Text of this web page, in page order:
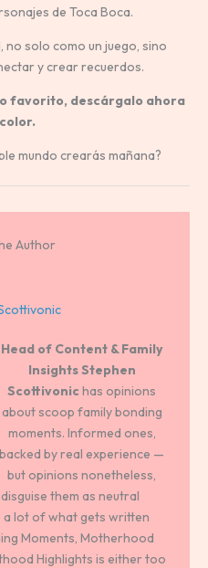
de Toca Boca.
no solo como un juego, sino
y crear recuerdos.
favorito, descárgalo ahora
mundo crearás mañana?
Author
Head of Content & Family
InsightsStephen
Scottivonic has opinions
about scoop family bonding
moments. Informed ones,
backed by real experience —
but opinions nonetheless,
them as neutral
lot of what gets written
Moments, Motherhood
Highlights is either too